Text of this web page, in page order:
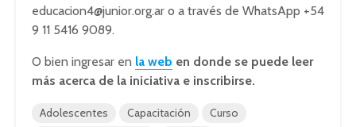
educacion4@junior.org.ar o a través de WhatsApp +54
9 11 5416 9089.
O bien ingresar en la web en donde se puede leer
más acerca de la iniciativa e inscribirse.
Adolescentes Capacitación
Curso